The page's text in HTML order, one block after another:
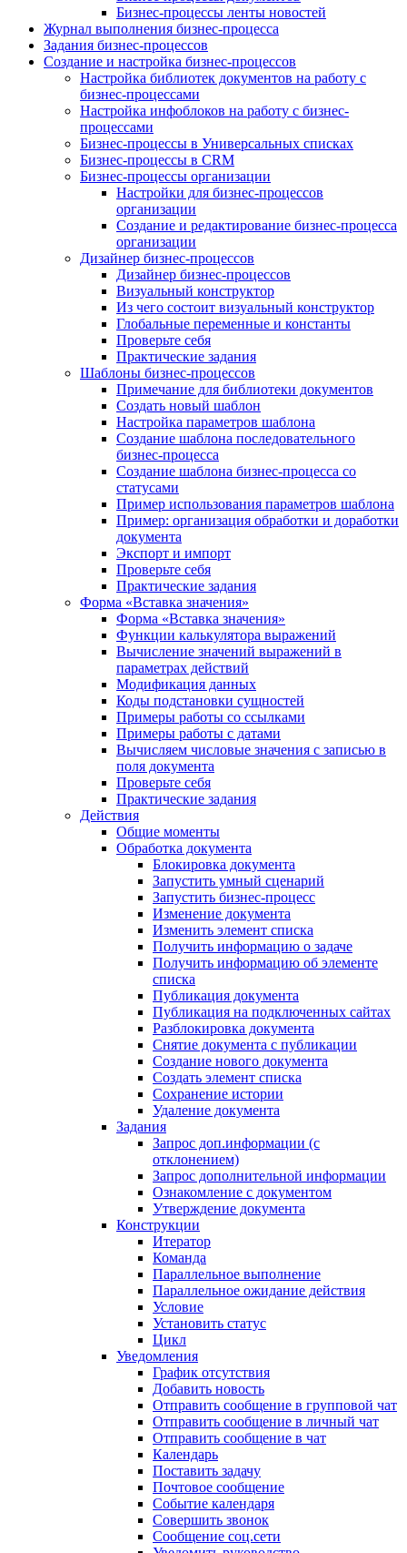
Бизнес-процессы ленты новостей
Журнал выполнения бизнес-процесса
Задания бизнес-процессов
Создание и настройка бизнес-процессов
Настройка библиотек документов на работу с
бизнес-процессами
Настройка инфоблоков на работу с бизнес-
процессами
Бизнес-процессы в Универсальных списках
Бизнес-процессы в CRM
Бизнес-процессы организации
Настройки для бизнес-процессов
организации
Создание и редактирование бизнес-процесса
организации
Дизайнер бизнес-процессов
Дизайнер бизнес-процессов
Визуальный конструктор
Из чего состоит визуальный конструктор
Глобальные переменные и константы
Проверьте себя
Практические задания
Шаблоны бизнес-процессов
Примечание для библиотеки документов
Создать новый шаблон
Настройка параметров шаблона
Создание шаблона последовательного
бизнес-процесса
Создание шаблона бизнес-процесса со
статусами
Пример использования параметров шаблона
Пример: организация обработки и доработки
документа
Экспорт и импорт
Проверьте себя
Практические задания
Форма «Вставка значения»
Форма «Вставка значения»
Функции калькулятора выражений
Вычисление значений выражений в
параметрах действий
Модификация данных
Коды подстановки сущностей
Примеры работы со ссылками
Примеры работы с датами
Вычисляем числовые значения с записью в
поля документа
Проверьте себя
Практические задания
Действия
Общие моменты
Обработка документа
Блокировка документа
Запустить умный сценарий
Запустить бизнес-процесс
Изменение документа
Изменить элемент списка
Получить информацию о задаче
Получить информацию об элементе
списка
Публикация документа
Публикация на подключенных сайтах
Разблокировка документа
Снятие документа с публикации
Создание нового документа
Создать элемент списка
Сохранение истории
Удаление документа
Задания
Запрос доп.информации (с
отклонением)
Запрос дополнительной информации
Ознакомление с документом
Утверждение документа
Конструкции
Итератор
Команда
Параллельное выполнение
Параллельное ожидание действия
Условие
Установить статус
Цикл
Уведомления
График отсутствия
Добавить новость
Отправить сообщение в групповой чат
Отправить сообщение в личный чат
Отправить сообщение в чат
Календарь
Поставить задачу
Почтовое сообщение
Событие календаря
Совершить звонок
Сообщение соц.сети